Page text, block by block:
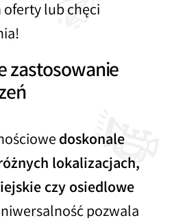
lub chęci
zastosowanie
doskonale
lokalizacjach,
czy osiedlowe
pozwala